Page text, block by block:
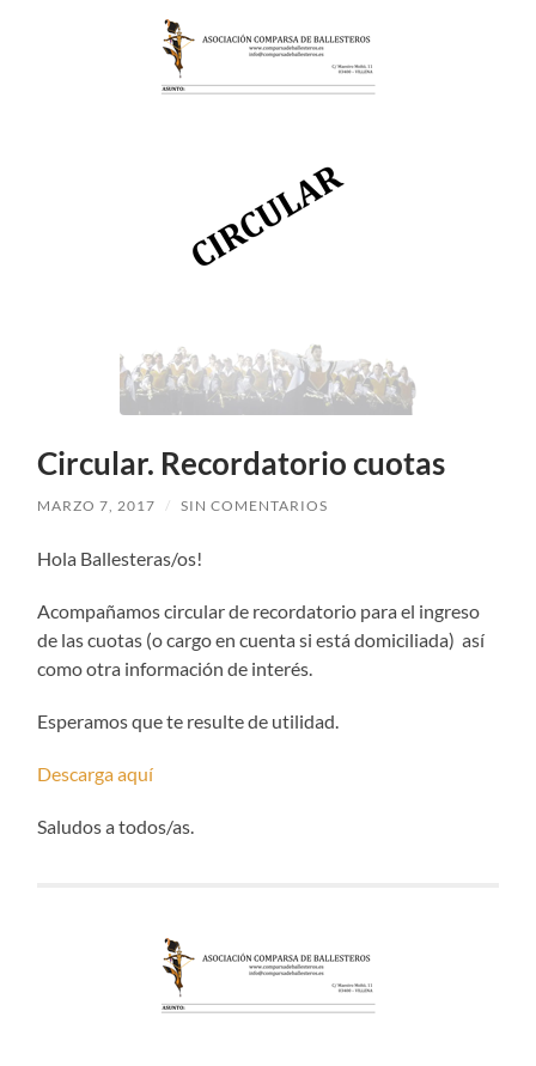
Circular. Recordatorio cuotas
MARZO 7, 2017 / SIN COMENTARIOS
Hola Ballesteras/os!
Acompañamos circular de recordatorio para el ingreso
de las cuotas (o cargo en cuenta si está domiciliada) así
como otra información de interés.
Esperamos que te resulte de utilidad.
Descarga aquí
Saludos a todos/as.